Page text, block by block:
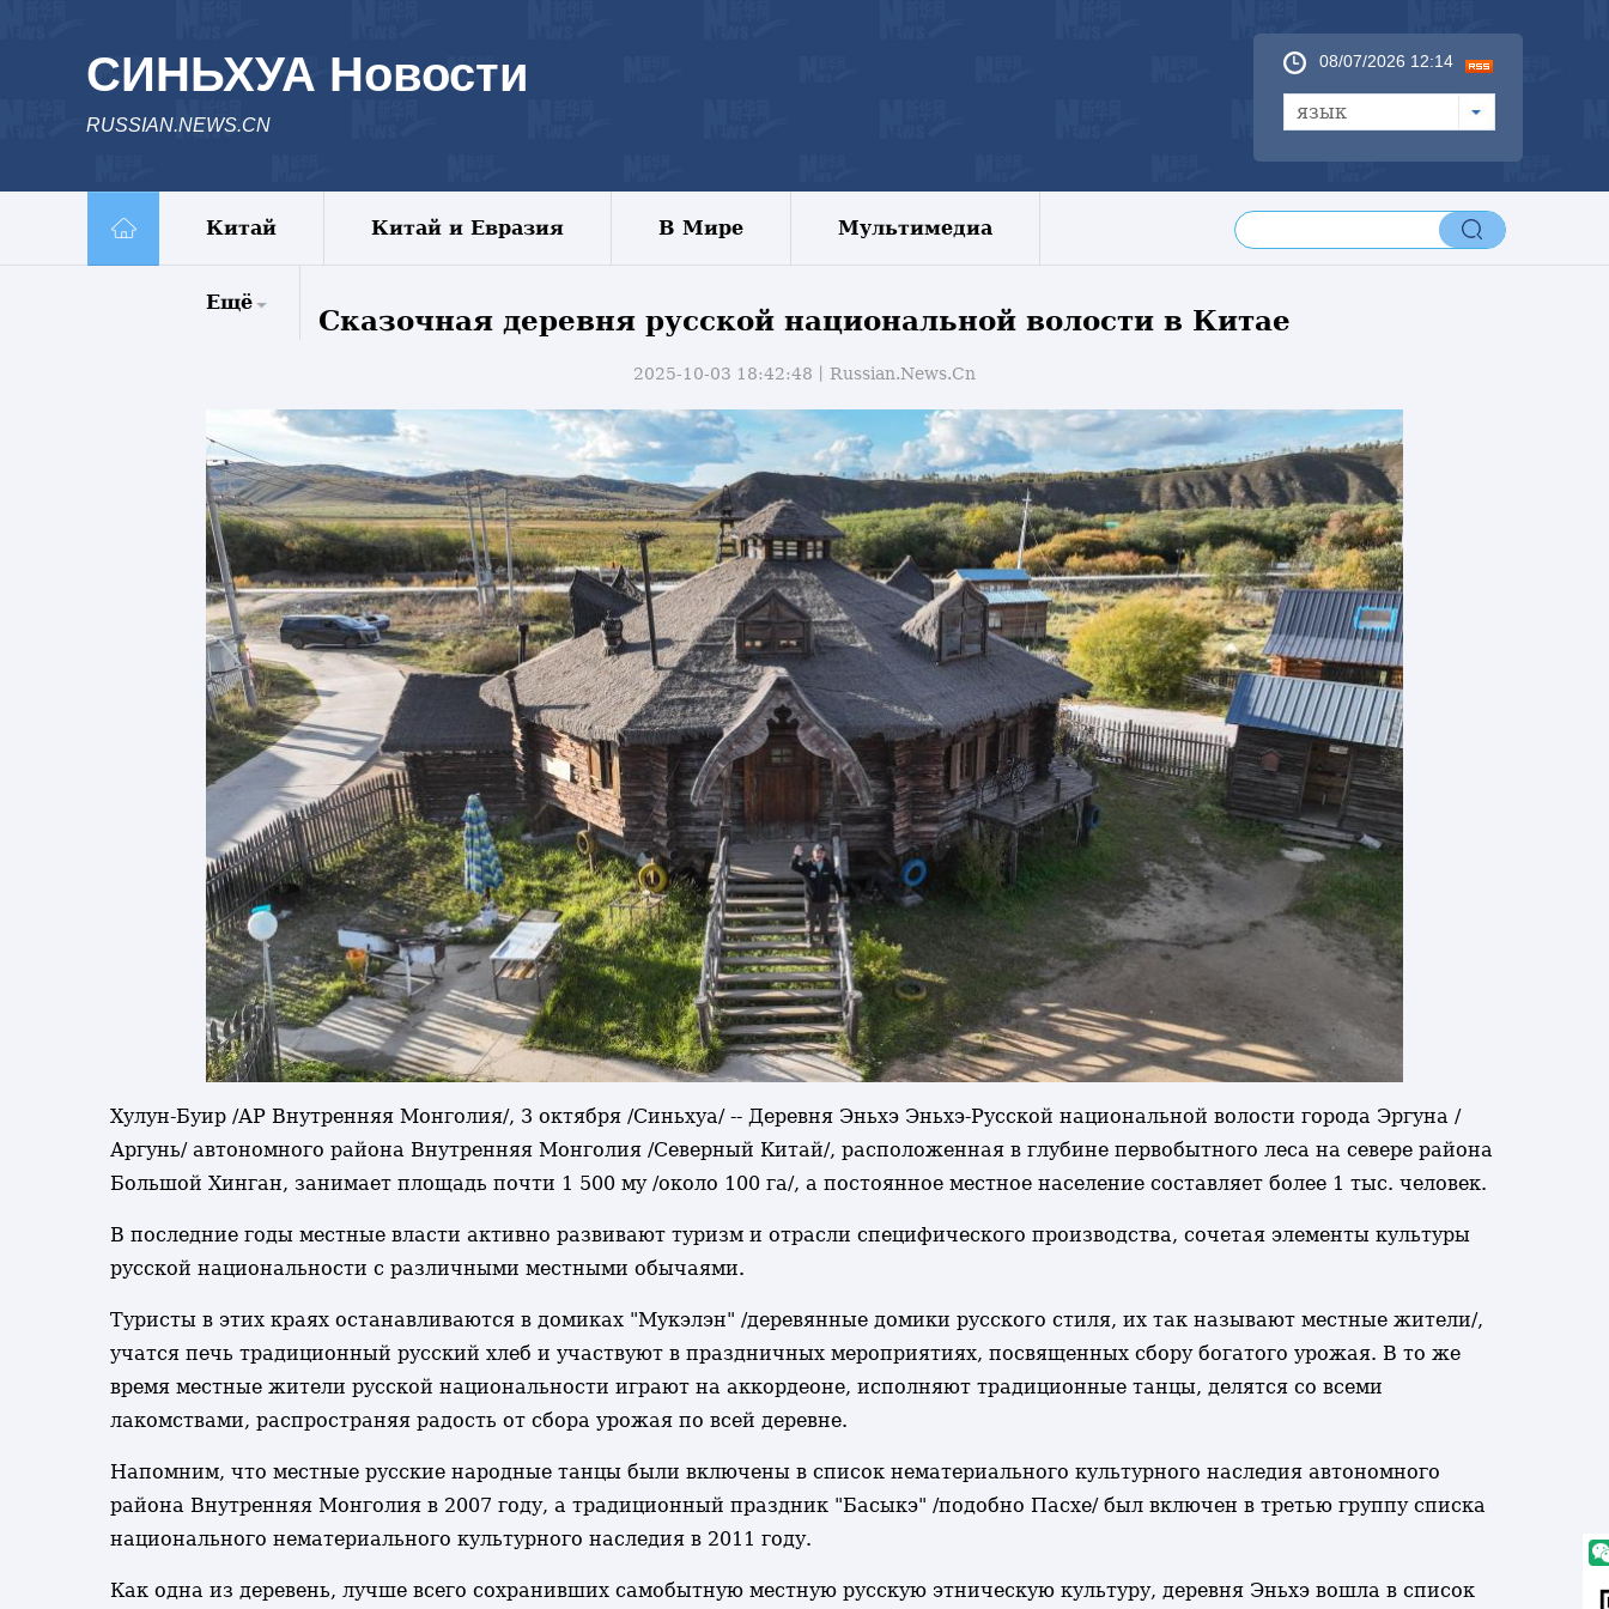
СИНЬХУА Новости
RUSSIAN.NEWS.CN
08/07/2026 12:14
язык
Китай Китай и Евразия В Мире Мультимедиа
Ещё
Фото
Спецрепортажи
Пояс и путь
Сказочная деревня русской национальной волости в Китае
2025-10-03 18:42:48丨 Russian.News.Cn
Хулун-Буир /АР Внутренняя Монголия/, 3 октября /Синьхуа/ -- Деревня Эньхэ Эньхэ-Русской национальной волости города Эргуна /
Аргунь/ автономного района Внутренняя Монголия /Северный Китай/, расположенная в глубине первобытного леса на севере района
Большой Хинган, занимает площадь почти 1 500 му /около 100 га/, а постоянное местное население составляет более 1 тыс. человек.
В последние годы местные власти активно развивают туризм и отрасли специфического производства, сочетая элементы культуры
русской национальности с различными местными обычаями.
Туристы в этих краях останавливаются в домиках "Мукэлэн" /деревянные домики русского стиля, их так называют местные жители/,
учатся печь традиционный русский хлеб и участвуют в праздничных мероприятиях, посвященных сбору богатого урожая. В то же
время местные жители русской национальности играют на аккордеоне, исполняют традиционные танцы, делятся со всеми
лакомствами, распространяя радость от сбора урожая по всей деревне.
Напомним, что местные русские народные танцы были включены в список нематериального культурного наследия автономного
района Внутренняя Монголия в 2007 году, а традиционный праздник "Басыкэ" /подобно Пасхе/ был включен в третью группу списка
национального нематериального культурного наследия в 2011 году.
Как одна из деревень, лучше всего сохранивших самобытную местную русскую этническую культуру, деревня Эньхэ вошла в список